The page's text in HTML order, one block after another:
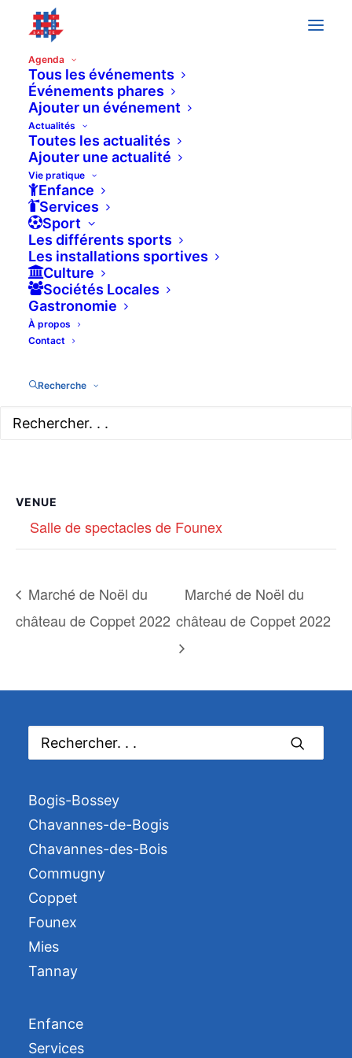
Agenda
Tous les événements
Événements phares
Ajouter un événement
Actualités
Toutes les actualités
Ajouter une actualité
Vie pratique
Enfance
Services
Sport
Les différents sports
Les installations sportives
Culture
Sociétés Locales
Gastronomie
À propos
Contact
Recherche
« All Événements
This événement has passed.
HELVÉTIENNE LOTO
10 décembre 2022
DETAILS
2022
VENUE
Salle de spectacles de Founex
Marché de Noël du
château de Coppet 2022
Marché de Noël du
château de Coppet 2022
Bogis-Bossey
Chavannes-de-Bogis
Chavannes-des-Bois
Commugny
Coppet
Founex
Mies
Tannay
Enfance
Services